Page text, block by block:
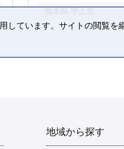
地域から探す
ています。サイトの閲覧を